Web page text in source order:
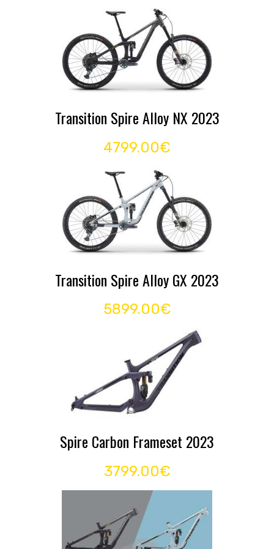
Transition Spire Alloy NX 2023
4799.00€
Transition Spire Alloy GX 2023
5899.00€
Spire Carbon Frameset 2023
3799.00€